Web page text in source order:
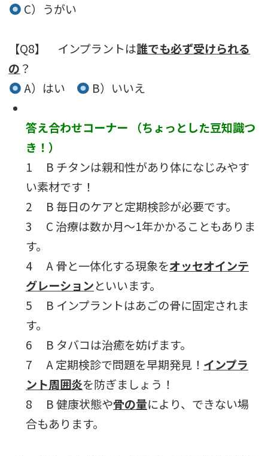
C）うがい
【Q8】 インプラントは誰でも必ず受けられる
の ？
A）はい
B）いいえ
答え合わせコーナー （ちょっとした豆知識つ
き！）
1 B チタンは親和性があり体になじみやす
い素材です！
2 B 毎日のケアと定期検診が必要です。
3 C 治療は数か月〜1年かかることもありま
す。
4 A 骨と一体化する現象をオッセオインテ
グレーションといいます。
5 B インプラントはあごの骨に固定されま
す。
6 B タバコは治癒を妨げます。
7 A 定期検診で問題を早期発見！ インプラ
ント周囲炎を防ぎましょう！
8 B 健康状態や骨の量により、できない場
合もあります。